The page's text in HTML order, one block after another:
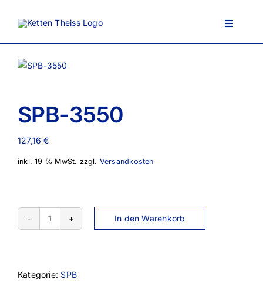
Inhalt
Toggle
AGB
SPB-3550
127,16€
inkl. 19 % MwSt. zzgl. Versandkosten
SPB-
In den Warenkorb
Kategorie: SPB